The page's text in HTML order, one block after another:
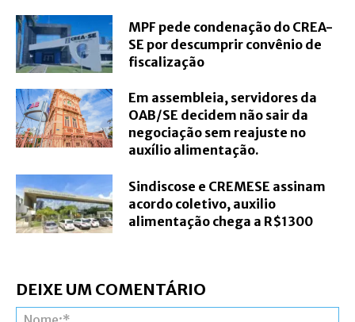
MPF pede condenação do CREA-
SE por descumprir convênio de
fiscalização
Em assembleia, servidores da
OAB/SE decidem não sair da
negociação sem reajuste no
auxílio alimentação.
Sindiscose e CREMESE assinam
acordo coletivo, auxilio
alimentação chega a R$1300
DEIXE UM COMENTÁRIO